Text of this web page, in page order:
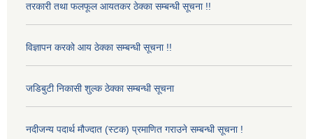
तरकारी तथा फलफूल आयतकर ठेक्का सम्बन्धी सूचना !!
विज्ञापन करको आय ठेक्का सम्बन्धी सूचना !!
जडिबुटी निकासी शुल्क ठेक्का सम्बन्धी सूचना
नदीजन्य पदार्थ मौज्दात (स्टक) प्रमाणित गराउने सम्बन्धी सूचना !